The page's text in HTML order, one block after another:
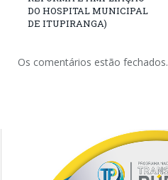
DO HOSPITAL MUNICIPAL
DE ITUPIRANGA)
Os comentários estão fechados.